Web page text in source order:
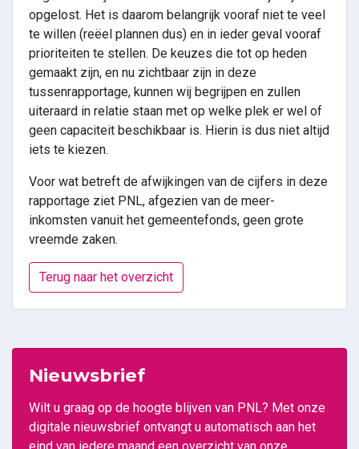
opgelost. Het is daarom belangrijk vooraf niet te veel
te willen (reëel plannen dus) en in ieder geval vooraf
prioriteiten te stellen. De keuzes die tot op heden
gemaakt zijn, en nu zichtbaar zijn in deze
tussenrapportage, kunnen wij begrijpen en zullen
uiteraard in relatie staan met op welke plek er wel of
geen capaciteit beschikbaar is. Hierin is dus niet altijd
iets te kiezen.
Voor wat betreft de afwijkingen van de cijfers in deze
rapportage ziet PNL, afgezien van de meer-
inkomsten vanuit het gemeentefonds, geen grote
vreemde zaken.
Terug naar het overzicht
Nieuwsbrief
Wilt u graag op de hoogte blijven van PNL? Met onze
digitale nieuwsbrief ontvangt u automatisch aan het